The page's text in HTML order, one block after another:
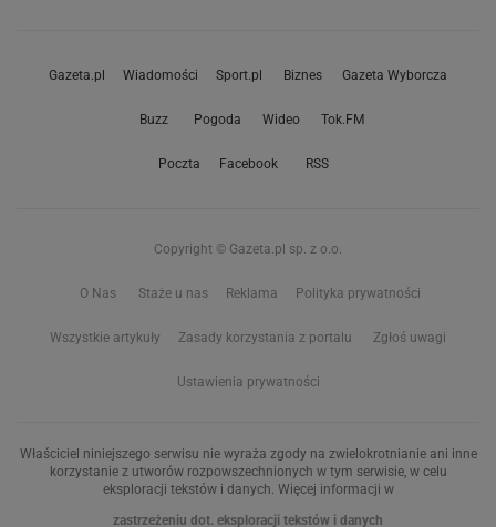
Gazeta.pl Wiadomości Sport.pl Biznes Gazeta Wyborcza
Buzz Pogoda Wideo Tok.FM
Poczta Facebook RSS
Copyright © Gazeta.pl sp. z o.o.
O Nas Staże u nas Reklama Polityka prywatności
Wszystkie artykuły Zasady korzystania z portalu Zgłoś uwagi
Ustawienia prywatności
Właściciel niniejszego serwisu nie wyraża zgody na zwielokrotnianie ani inne
korzystanie z utworów rozpowszechnionych w tym serwisie, w celu
eksploracji tekstów i danych. Więcej informacji w
zastrzeżeniu dot. eksploracji tekstów i danych